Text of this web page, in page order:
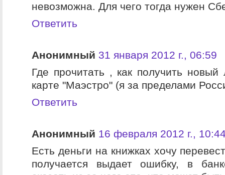
невозможна. Для чего тогда нужен
Ответить
Анонимный 31 января 2012 г., 06:59
Где прочитать , как получить
карте "Маэстро" (я за пределами
Ответить
Анонимный 16 февраля 2012 г.,
Есть деньги на книжках хочу
получается выдает ошибку, в